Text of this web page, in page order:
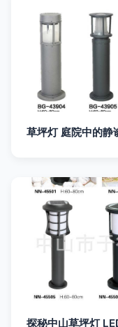
草坪灯 庭院中的静
探秘中山草坪灯